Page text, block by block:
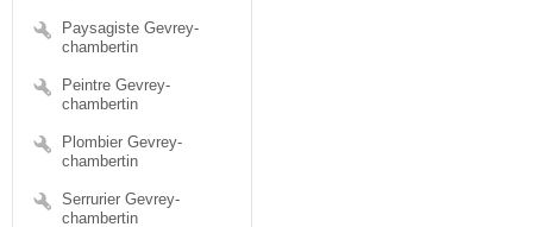
Paysagiste Gevrey-
chambertin
Peintre Gevrey-
chambertin
Plombier Gevrey-
chambertin
Serrurier Gevrey-
chambertin